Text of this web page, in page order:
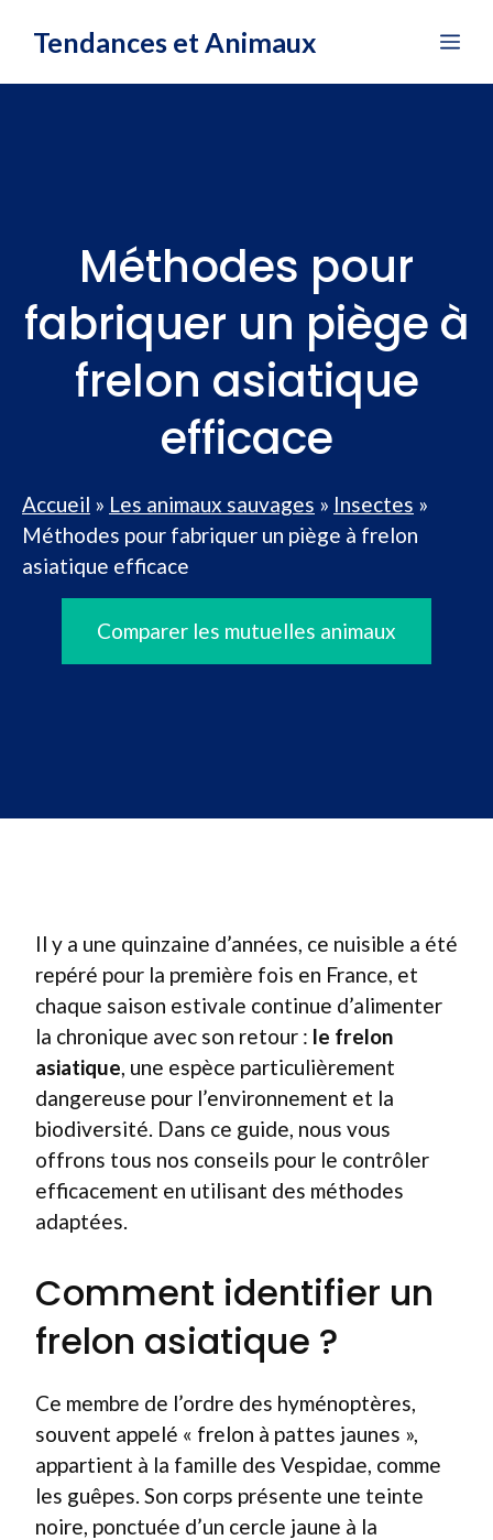
Tendances et Animaux
Méthodes pour
fabriquer un piège à
frelon asiatique
efficace
Accueil » Les animaux sauvages » Insectes »
Méthodes pour fabriquer un piège à frelon
asiatique efficace
Comparer les mutuelles animaux
Il y a une quinzaine d’années, ce nuisible a été
repéré pour la première fois en France, et
chaque saison estivale continue d’alimenter
la chronique avec son retour : le frelon
asiatique, une espèce particulièrement
dangereuse pour l’environnement et la
biodiversité. Dans ce guide, nous vous
offrons tous nos conseils pour le contrôler
efficacement en utilisant des méthodes
adaptées.
Comment identifier un
frelon asiatique ?
Ce membre de l’ordre des hyménoptères,
souvent appelé « frelon à pattes jaunes »,
appartient à la famille des Vespidae, comme
les guêpes. Son corps présente une teinte
noire, ponctuée d’un cercle jaune à la